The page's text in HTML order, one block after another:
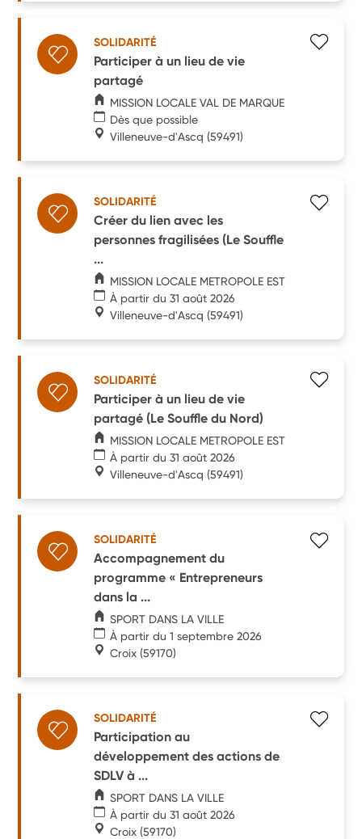
SOLIDARITÉ
Participer à un lieu de vie
partagé
MISSION LOCALE VAL DE MARQUE
Dès que possible
Villeneuve-d'Ascq (59491)
SOLIDARITÉ
Créer du lien avec les
personnes fragilisées (Le Souffle
...
MISSION LOCALE METROPOLE EST
À partir du 31 août 2026
Villeneuve-d'Ascq (59491)
SOLIDARITÉ
Participer à un lieu de vie
partagé (Le Souffle du Nord)
MISSION LOCALE METROPOLE EST
À partir du 31 août 2026
Villeneuve-d'Ascq (59491)
SOLIDARITÉ
Accompagnement du
programme « Entrepreneurs
dans la ...
SPORT DANS LA VILLE
À partir du 1 septembre 2026
Croix (59170)
SOLIDARITÉ
Participation au
développement des actions de
SDLV à ...
SPORT DANS LA VILLE
À partir du 31 août 2026
Croix (59170)